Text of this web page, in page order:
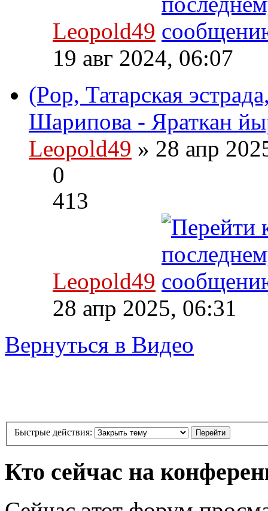
Leopold49
19 авг 2024, 06:07
(Pop, Татарская
Шарипова - Яраткан
Leopold49 » 28 апр
0
413
Leopold49
28 апр 2025, 06:31
Вернуться в Видео
Быстрые действия:
Кто сейчас на